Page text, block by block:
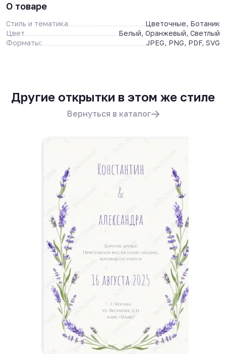
О товаре
Стиль и тематика
Цветочные, Ботаник
Цвет
Белый, Оранжевый, Светлый
Форматы:
JPEG, PNG, PDF, SVG
Другие открытки в этом же стиле
Вернуться в каталог